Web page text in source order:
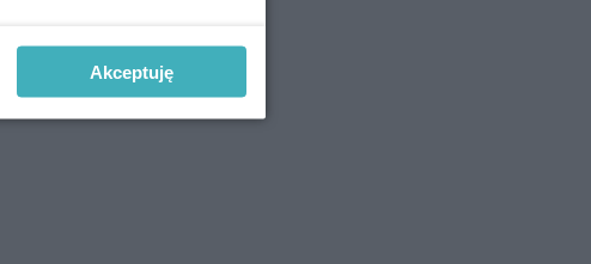
Akceptuję